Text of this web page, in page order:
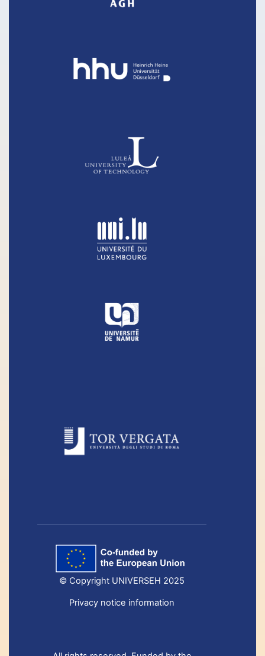
© Copyright UNIVERSEH 2025
Privacy notice information